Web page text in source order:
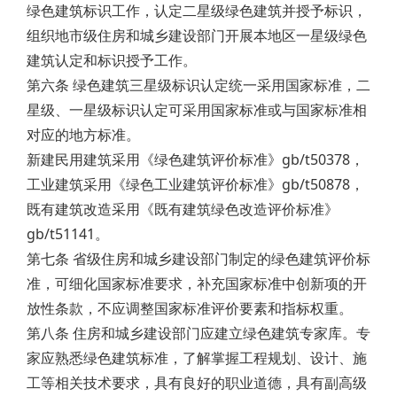
绿色建筑标识工作，认定二星级绿色建筑并授予标识，
组织地市级住房和城乡建设部门开展本地区一星级绿色
建筑认定和标识授予工作。
第六条 绿色建筑三星级标识认定统一采用国家标准，二
星级、一星级标识认定可采用国家标准或与国家标准相
对应的地方标准。
新建民用建筑采用《绿色建筑评价标准》gb/t50378，
工业建筑采用《绿色工业建筑评价标准》gb/t50878，
既有建筑改造采用《既有建筑绿色改造评价标准》
gb/t51141。
第七条 省级住房和城乡建设部门制定的绿色建筑评价标
准，可细化国家标准要求，补充国家标准中创新项的开
放性条款，不应调整国家标准评价要素和指标权重。
第八条 住房和城乡建设部门应建立绿色建筑专家库。专
家应熟悉绿色建筑标准，了解掌握工程规划、设计、施
工等相关技术要求，具有良好的职业道德，具有副高级